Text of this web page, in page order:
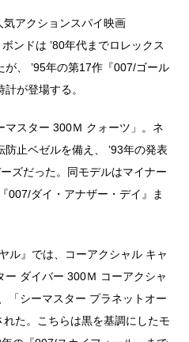
アクションスパイ映画
ンドは ’80年代までロレックス
、 ’95年の第17作『007/ゴール
が登場する。
マスター 300Ｍ クォーツ」。ネ
止ベゼルを備え、 ’93年の発表
ズだった。同モデルはマイナー
007/ダイ・アナザー・デイ』ま
ル』では、コーアクシャル キャ
ー ダイバー 300Ｍ コーアクシャ
「シーマスター プラネットオー
た。こちらは黒を基調にしたモ